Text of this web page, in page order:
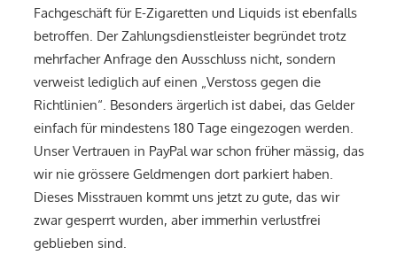
Fachgeschäft für E-Zigaretten und Liquids ist ebenfalls
betroffen. Der Zahlungsdienstleister begründet trotz
mehrfacher Anfrage den Ausschluss nicht, sondern
verweist lediglich auf einen „Verstoss gegen die
Richtlinien“. Besonders ärgerlich ist dabei, das Gelder
einfach für mindestens 180 Tage eingezogen werden.
Unser Vertrauen in PayPal war schon früher mässig, das
wir nie grössere Geldmengen dort parkiert haben.
Dieses Misstrauen kommt uns jetzt zu gute, das wir
zwar gesperrt wurden, aber immerhin verlustfrei
geblieben sind.